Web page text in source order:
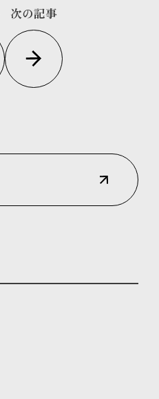
次の記事